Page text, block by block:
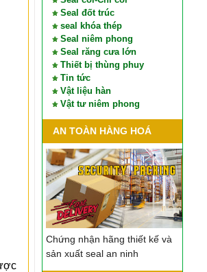
Seal đốt trúc
seal khóa thép
Seal niêm phong
Seal răng cưa lớn
Thiết bị thùng phuy
Tin tức
Vật liệu hàn
Vật tư niêm phong
AN TOÀN HÀNG HOÁ
Chứng nhận hãng thiết kế và
sản xuất seal an ninh